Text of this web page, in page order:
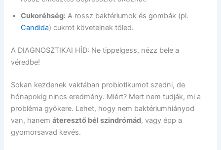
Cukoréhség: A rossz baktériumok és gombák (pl.
Candida) cukrot követelnek tőled.
A DIAGNOSZTIKAI HÍD: Ne tippelgess, nézz bele a
véredbe!
Sokan kezdenek vaktában probiotikumot szedni, de
hónapokig nincs eredmény. Miért? Mert nem tudják, mi a
probléma gyökere. Lehet, hogy nem baktériumhiányod
van, hanemáteresztő bél szindrómád, vagy épp a
gyomorsavad kevés.